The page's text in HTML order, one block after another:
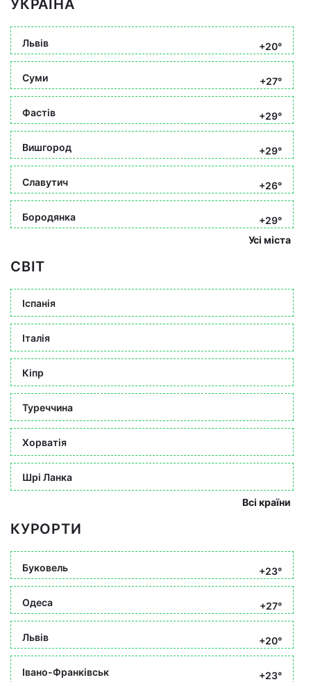
УКРАЇНА
Львів +20°
Суми +27°
Фастів +29°
Вишгород +29°
Славутич +26°
Бородянка
+29°
Усі міста
СВІТ
Іспанія
Італія
Кіпр
Туреччина
Хорватія
Шрі Ланка
Всі країни
КУРОРТИ
Буковель +23°
Одеса +27°
Львів +20°
Івано-Франківськ +23°